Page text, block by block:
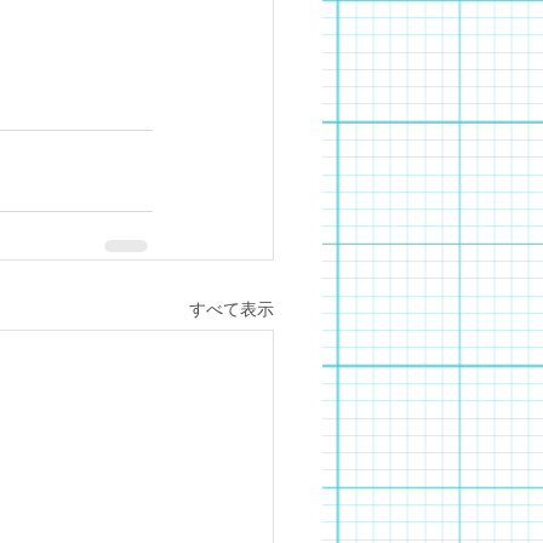
すべて表示